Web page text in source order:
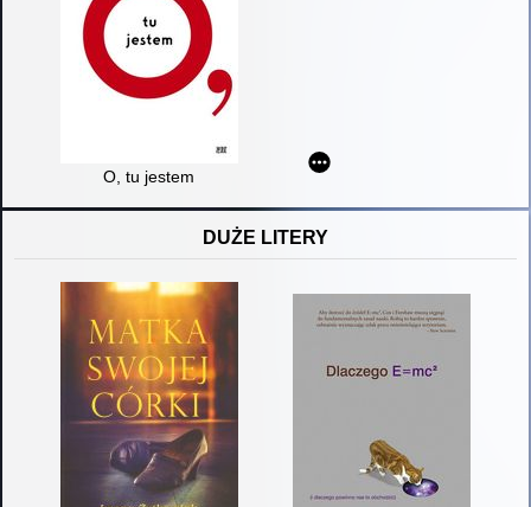
O, tu jestem
DUŻE LITERY